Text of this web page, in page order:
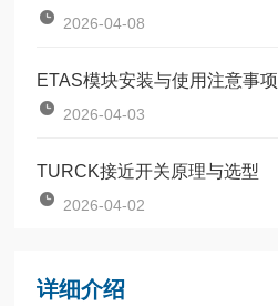
2026-04-08
ETAS模块安装与使用注意事项
2026-04-03
TURCK接近开关原理与选型
2026-04-02
详细介绍